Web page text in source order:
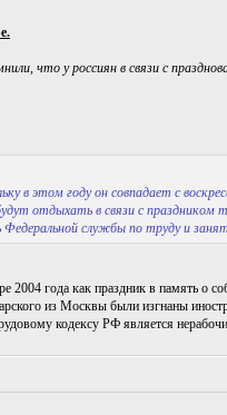
что у россиян в связи с
в этом году он совпадает с
отдыхать в связи с
Федеральной службы по труду и
2004 года как праздник в память о
из Москвы были изгнаны
кодексу РФ является